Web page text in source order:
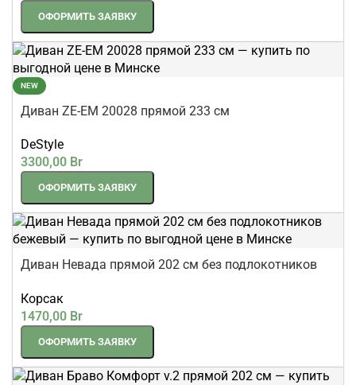
ОФОРМИТЬ ЗАЯВКУ
NEW
Диван ZE-EM 20028 прямой 233 см
DeStyle
3300,00 Br
ОФОРМИТЬ ЗАЯВКУ
Диван Невада прямой 202 см без подлокотников
Корсак
1470,00 Br
ОФОРМИТЬ ЗАЯВКУ